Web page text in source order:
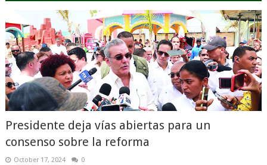
Presidente deja vías abiertas para un
consenso sobre la reforma
October 17, 2024 0